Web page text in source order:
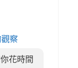
察
花時間